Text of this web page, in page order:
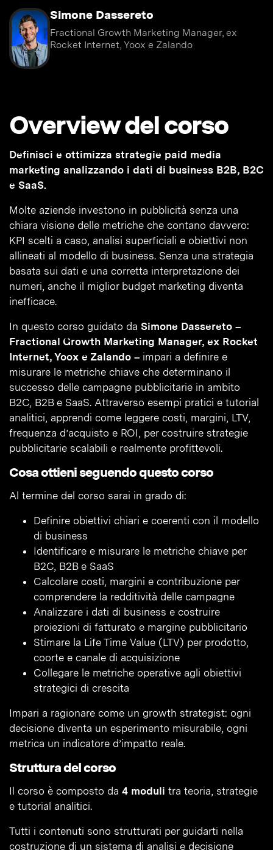
Simone Dassereto
Fractional Growth Marketing Manager, ex
Rocket Internet, Yoox e Zalando
Overview del corso
Definisci e ottimizza strategie paid media
marketing analizzando i dati di business B2B, B2C
e SaaS.
Molte aziende investono in pubblicità senza una
chiara visione delle metriche che contano davvero:
KPI scelti a caso, analisi superficiali e obiettivi non
allineati al modello di business. Senza una strategia
basata sui dati e una corretta interpretazione dei
numeri, anche il miglior budget marketing diventa
inefficace.
In questo corso guidato da Simone Dassereto –
Fractional Growth Marketing Manager, ex Rocket
Internet, Yoox e Zalando – impari a definire e
misurare le metriche chiave che determinano il
successo delle campagne pubblicitarie in ambito
B2C, B2B e SaaS. Attraverso esempi pratici e tutorial
analitici, apprendi come leggere costi, margini, LTV,
frequenza d’acquisto e ROI, per costruire strategie
pubblicitarie scalabili e realmente profittevoli.
Cosa ottieni seguendo questo corso
Al termine del corso sarai in grado di:
Definire obiettivi chiari e coerenti con il modello
di business
Identificare e misurare le metriche chiave per
B2C, B2B e SaaS
Calcolare costi, margini e contribuzione per
comprendere la redditività delle campagne
Analizzare i dati di business e costruire
proiezioni di fatturato e margine pubblicitario
Stimare la Life Time Value (LTV) per prodotto,
coorte e canale di acquisizione
Collegare le metriche operative agli obiettivi
strategici di crescita
Impari a ragionare come un growth strategist: ogni
decisione diventa un esperimento misurabile, ogni
metrica un indicatore d’impatto reale.
Struttura del corso
Il corso è composto da 4 moduli tra teoria, strategie
e tutorial analitici.
Tutti i contenuti sono strutturati per guidarti nella
costruzione di un sistema di analisi e decisione